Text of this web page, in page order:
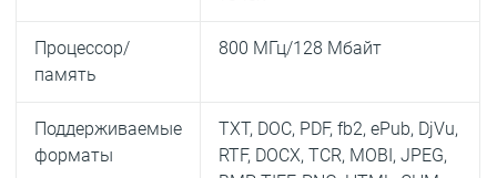
Процессор/
память
800 МГц/128 Мбайт
Поддерживаемые
форматы
TXT, DOC, PDF, fb2, ePub, DjVu,
RTF, DOCX, TCR, MOBI, JPEG,